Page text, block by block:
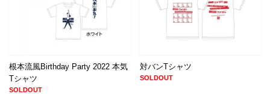
根本流風Birthday Party 2022 本気
Tシャツ
SOLDOUT
対バンTシャツ
SOLDOUT